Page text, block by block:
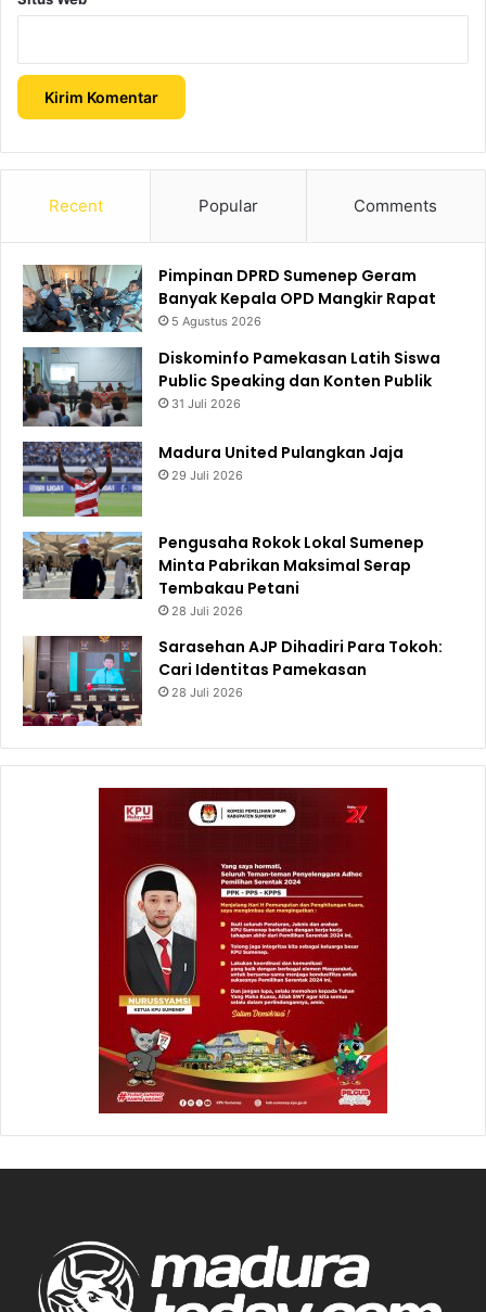
Recent Popular Comments
Pimpinan DPRD Sumenep Geram
Banyak Kepala OPD Mangkir Rapat
5 Agustus 2026
Diskominfo Pamekasan Latih Siswa
Public Speaking dan Konten Publik
31 Juli 2026
Madura United Pulangkan Jaja
29 Juli 2026
Pengusaha Rokok Lokal Sumenep
Minta Pabrikan Maksimal Serap
Tembakau Petani
28 Juli 2026
Sarasehan AJP Dihadiri Para Tokoh:
Cari Identitas Pamekasan
28 Juli 2026